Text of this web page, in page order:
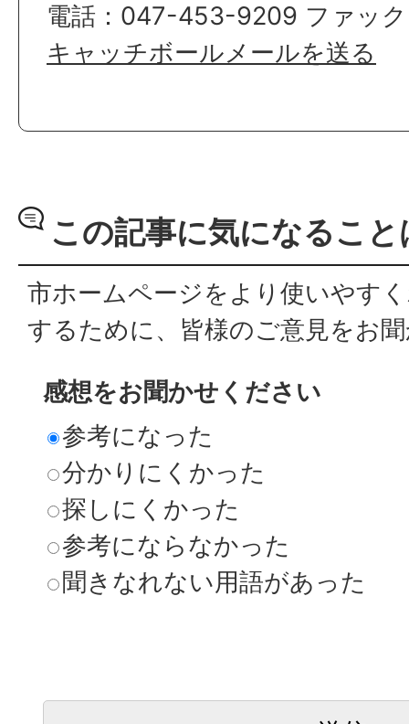
電話：047-453-9209 ファッ
キャッチボールメールを送る
この記事に気になるこ
市ホームページをより使いやす
するために、皆様のご意見をお
感想をお聞かせください
参考になった
分かりにくかった
探しにくかった
参考にならなかった
聞きなれない用語があった